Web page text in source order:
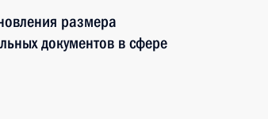
размера
документов в сфере